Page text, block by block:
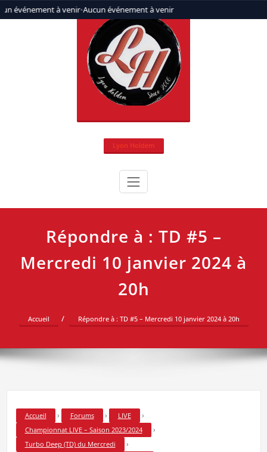
événement à venir•Aucun événement à venir
Aller
au
Lyon Holdem
Répondre à : TD #5 –
Mercredi 10 janvier 2024 à
20h
Accueil Répondre à : TD #5 – Mercredi 10 janvier 2024 à 20h
Accueil › Forums › LIVE ›
Championnat LIVE – Saison 2023/2024 ›
Turbo Deep (TD) du Mercredi ›